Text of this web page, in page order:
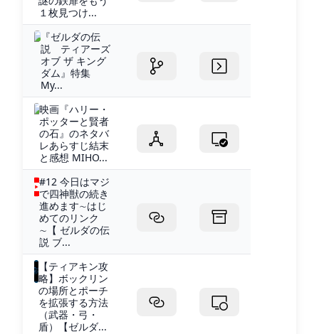
１枚見つけ...
『ゼルダの伝
説 ティアーズ
オブ ザ キング
ダム』特集
My...
映画『ハリー・
ポッターと賢者
の石』のネタバ
レあらすじ結末
と感想 MIHO...
#12 今日はマジ
で四神獣の続き
進めます∼はじ
めてのリンク
∼【 ゼルダの伝
説 ブ...
【ティアキン攻
略】ボックリン
の場所とポーチ
を拡張する方法
（武器・弓・
盾）【ゼルダ...